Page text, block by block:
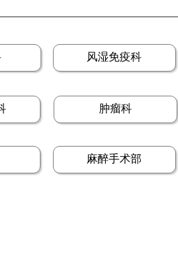
风湿免疫科
肿瘤科
麻醉手术部